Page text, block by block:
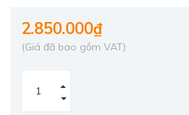
2.850.000₫
(Giá đã bao gồm VAT)